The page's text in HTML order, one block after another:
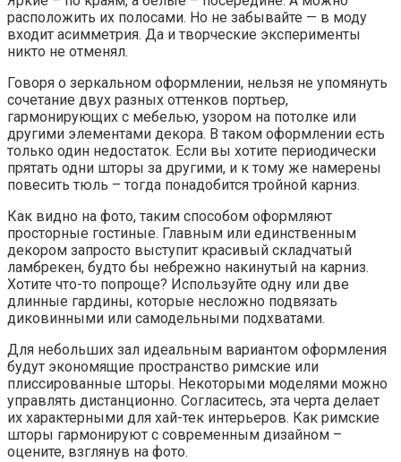
расположить их полосами. Но не забывайте — в моду
входит асимметрия. Да и творческие эксперименты
никто не отменял.
Говоря о зеркальном оформлении, нельзя не упомянуть
сочетание двух разных оттенков портьер,
гармонирующих с мебелью, узором на потолке или
другими элементами декора. В таком оформлении есть
только один недостаток. Если вы хотите периодически
прятать одни шторы за другими, и к тому же намерены
повесить тюль – тогда понадобится тройной карниз.
Как видно на фото, таким способом оформляют
просторные гостиные. Главным или единственным
декором запросто выступит красивый складчатый
ламбрекен, будто бы небрежно накинутый на карниз.
Хотите что-то попроще? Используйте одну или две
длинные гардины, которые несложно подвязать
диковинными или самодельными подхватами.
Для небольших зал идеальным вариантом оформления
будут экономящие пространство римские или
плиссированные шторы. Некоторыми моделями можно
управлять дистанционно. Согласитесь, эта черта делает
их характерными для хай-тек интерьеров. Как римские
шторы гармонируют с современным дизайном –
оцените, взглянув на фото.